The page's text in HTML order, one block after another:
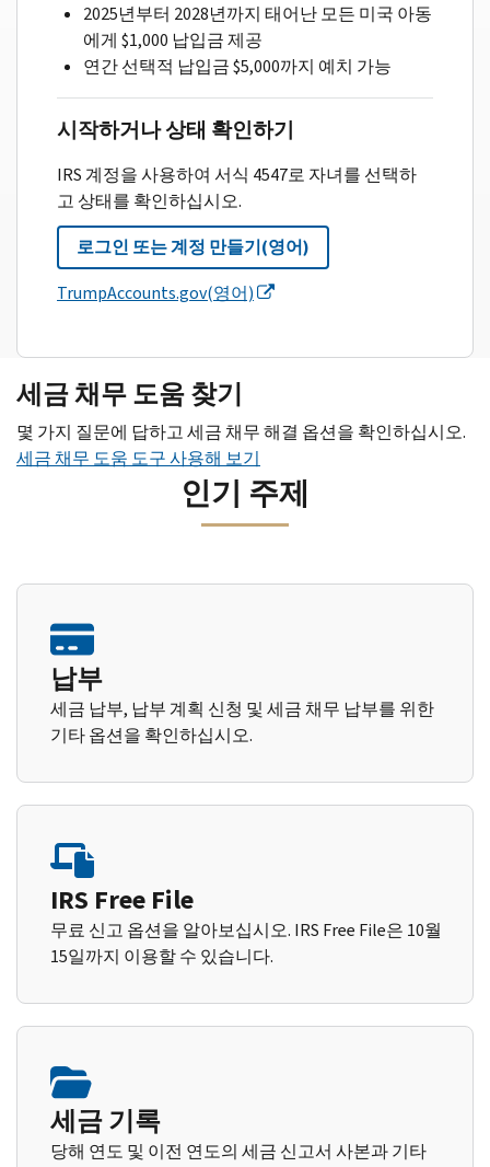
2025년부터 2028년까지 태어난 모든 미국 아동
에게 $1,000 납입금 제공
연간 선택적 납입금 $5,000까지 예치 가능
시작하거나 상태 확인하기
IRS 계정을 사용하여 서식 4547로 자녀를 선택하
고 상태를 확인하십시오.
로그인 또는 계정 만들기(영어)
TrumpAccounts.gov(영어)
세금 채무 도움 찾기
몇 가지 질문에 답하고 세금 채무 해결 옵션을 확인하십시오.
세금 채무 도움 도구 사용해 보기
인기 주제
납부
세금 납부, 납부 계획 신청 및 세금 채무 납부를 위한
기타 옵션을 확인하십시오.
IRS Free File
무료 신고 옵션을 알아보십시오. IRS Free File은 10월
15일까지 이용할 수 있습니다.
세금 기록
당해 연도 및 이전 연도의 세금 신고서 사본과 기타